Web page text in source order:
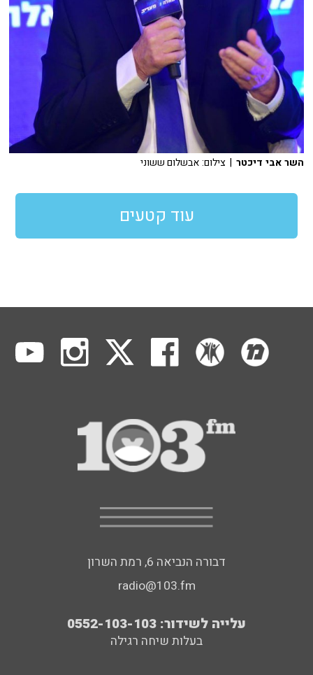
השר אבי דיכטר | צילום: אבשלום ששוני
עוד קטעים
דבורה הנביאה 6, רמת השרון
radio@103.fm
עלייה לשידור: 0552-103-103
בעלות שיחה רגילה